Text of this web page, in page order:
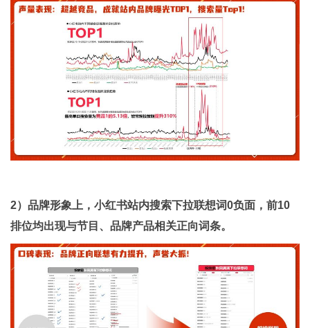
2）品牌形象上，小红书站内搜索下拉联想词0负面，前10
排位均出现与节目、品牌产品相关正向词条。